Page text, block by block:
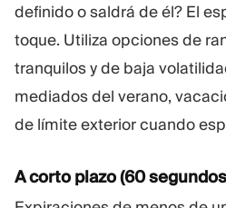
definido o saldrá de él? El
toque. Utiliza opciones de
tranquilos y de baja
mediados del verano,
de límite exterior cuando
A corto plazo (60